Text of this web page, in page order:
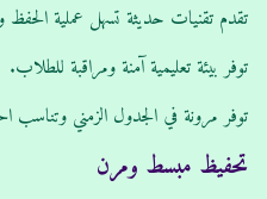
تقدم تقنيات حديثة تسهل عملية الحفظ
توفر بيئة تعليمية آمنة ومراقبة للطلاب.
توفر مرونة في الجدول الزمني وتناسب
تحفيظ مبسط ومرن